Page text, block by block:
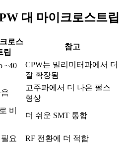
대 마이크로스트립
로스
립
참고
~40
CPW는 밀리미터파에서 더
잘 확장됨
고주파에서 더 나은 펄스
형상
비
더 쉬운 SMT 통합
요 RF 전환에 더 적합